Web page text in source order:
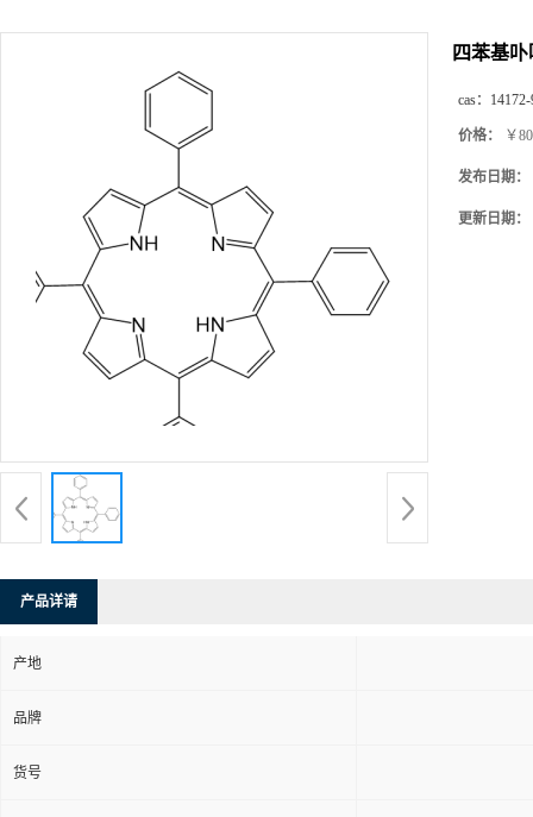
四苯基
cas：
价格： ￥
发布日期：
更新日期：
产品详请
产地
品牌
货号